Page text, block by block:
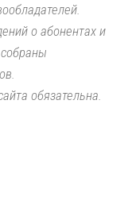
о абонентах и
обязательна.